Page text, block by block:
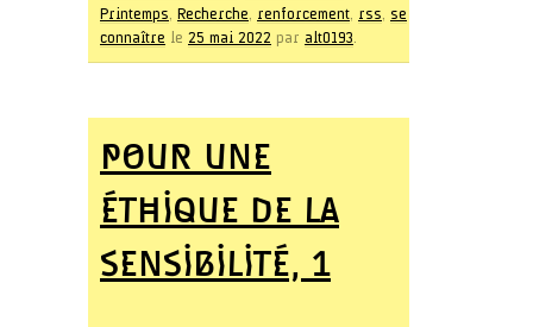
Printemps Recherche renforcement rss
se
connaître le 25 mai 2022 par alt0193
POUR UNE
ÉTHIQUE DE LA
SENSIBILITÉ, 1